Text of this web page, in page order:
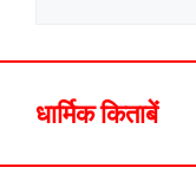
धार्मिक किताबें